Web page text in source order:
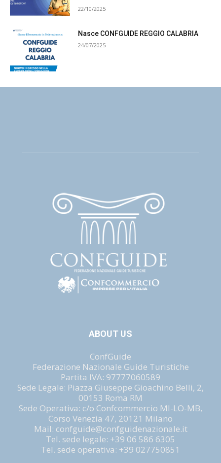
22/10/2025
Nasce CONFGUIDE REGGIO CALABRIA
24/07/2025
ABOUT US
ConfGuide
Federazione Nazionale Guide Turistiche
Partita IVA: 97777060589
Sede Legale: Piazza Giuseppe Gioachino Belli, 2,
00153 Roma RM
Sede Operativa: c/o Confcommercio MI-LO-MB,
Corso Venezia 47, 20121 Milano
Mail: confguide@confguidenazionale.it
Tel. sede legale: +39 06 586 6305
Tel. sede operativa: +39 027750851